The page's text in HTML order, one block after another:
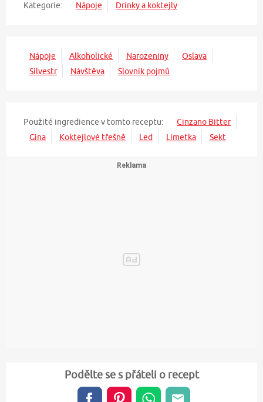
Kategorie: Nápoje Drinky a koktejly
Nápoje Alkoholické Narozeniny
Oslava
Silvestr
Návštěva Slovník pojmů
Použité ingredience v tomto receptu:
Cinzano Bitter
Gina
Koktejlové třešně Led Limetka Sekt
Podělte se s přáteli o recept